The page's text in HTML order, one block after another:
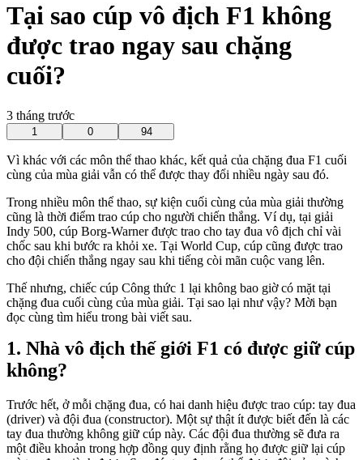
Tại sao cúp vô địch F1 không
được trao ngay sau chặng
cuối?
3 tháng trước
1 0 94
Vì khác với các môn thể thao khác, kết quả của chặng đua F1 cuối
cùng của mùa giải vẫn có thể được thay đổi nhiều ngày sau đó.
Trong nhiều môn thể thao, sự kiện cuối cùng của mùa giải thường
cũng là thời điểm trao cúp cho người chiến thắng. Ví dụ, tại giải
Indy 500, cúp Borg-Warner được trao cho tay đua vô địch chỉ vài
chốc sau khi bước ra khỏi xe. Tại World Cup, cúp cũng được trao
cho đội chiến thắng ngay sau khi tiếng còi mãn cuộc vang lên.
Thế nhưng, chiếc cúp Công thức 1 lại không bao giờ có mặt tại
chặng đua cuối cùng của mùa giải. Tại sao lại như vậy? Mời bạn
đọc cùng tìm hiểu trong bài viết sau.
Nhà vô địch thế giới F1 có được giữ cúp
không?
Trước hết, ở mỗi chặng đua, có hai danh hiệu được trao cúp: tay đua
(driver) và đội đua (constructor). Một sự thật ít được biết đến là các
tay đua thường không giữ cúp này. Các đội đua thường sẽ đưa ra
một điều khoản trong hợp đồng quy định rằng họ được giữ lại cúp